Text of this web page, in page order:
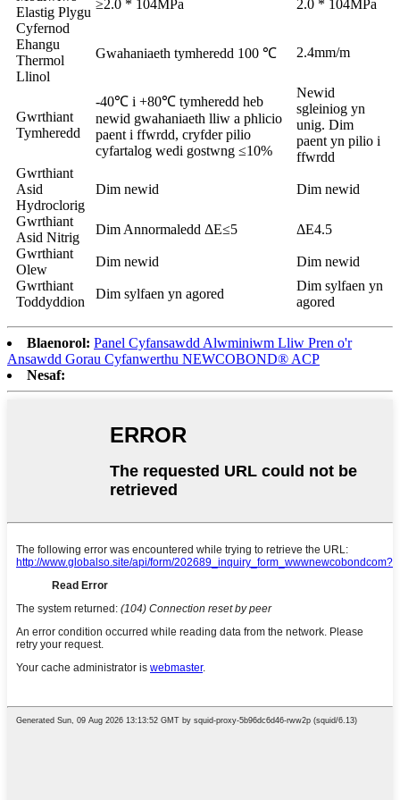
Elastig Plygu
≥2.0 * 104MPa
2.0 * 104MPa
Cyfernod
Ehangu
Thermol
Llinol
Gwahaniaeth tymheredd 100 ℃ 2.4mm/m
Gwrthiant
Tymheredd
-40℃ i +80℃ tymheredd heb
newid gwahaniaeth lliw a phlicio
paent i ffwrdd, cryfder pilio
cyfartalog wedi gostwng ≤10%
Newid
sgleiniog yn
unig. Dim
paent yn pilio i
ffwrdd
Gwrthiant
Asid
Hydroclorig
Dim newid Dim newid
Gwrthiant
Asid Nitrig
Dim Annormaledd ΔE≤5
ΔE4.5
Gwrthiant
Olew
Dim newid
Dim newid
Gwrthiant
Toddyddion
Dim sylfaen yn agored
Dim sylfaen yn
agored
Blaenorol: Panel Cyfansawdd Alwminiwm Lliw Pren o'r
Ansawdd Gorau Cyfanwerthu NEWCOBOND® ACP
Nesaf: